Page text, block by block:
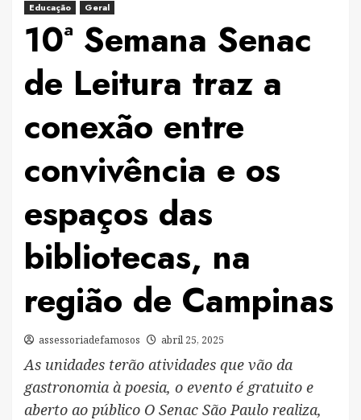
Educação Geral
10ª Semana Senac
de Leitura traz a
conexão entre
convivência e os
espaços das
bibliotecas, na
região de Campinas
assessoriadefamosos abril 25, 2025
As unidades terão atividades que vão da
gastronomia à poesia, o evento é gratuito e
aberto ao público O Senac São Paulo realiza,